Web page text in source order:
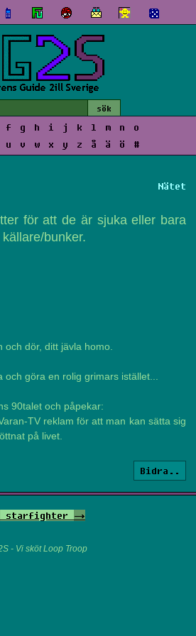
f g h i j k l m n
o
u v w x y z å ä ö #
Nätet
för att de är sjuka eller bara
bunker.
och dör, ditt jävla homo.
göra en rolig grimars istället...
90talet och påpekar:
TV reklam för att man kan sätta sig
på livet.
Bidra..
starfighter ->
- Vi sköt Loop Troop